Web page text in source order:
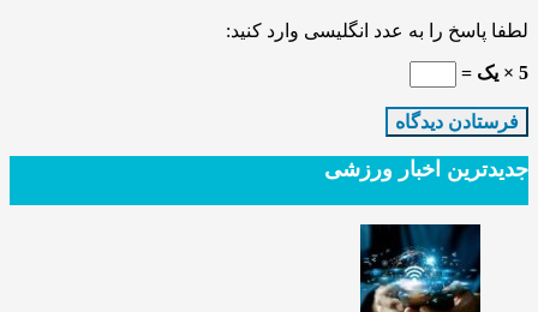
لطفا پاسخ را به عدد انگلیسی وارد کنید:
5 × یک =
جدیدترین‌ اخبار ورزشی